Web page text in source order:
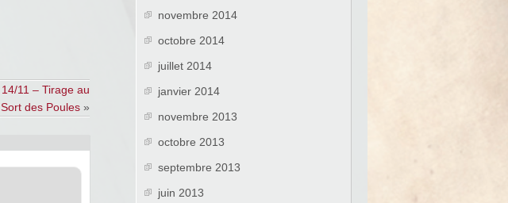
11 – Tirage au
Sort des Poules »
novembre 2014
octobre 2014
juillet 2014
janvier 2014
novembre 2013
octobre 2013
septembre 2013
juin 2013